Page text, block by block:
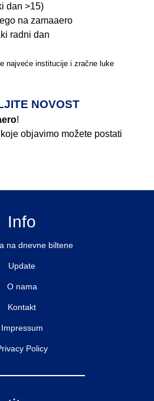
dan >15)
na zamaaero
radni dan
najveće institucije i zračne luke
NOVOST
!
objavimo možete postati
Info
na dnevne biltene
Update
O nama
Kontakt
Impressum
Policy